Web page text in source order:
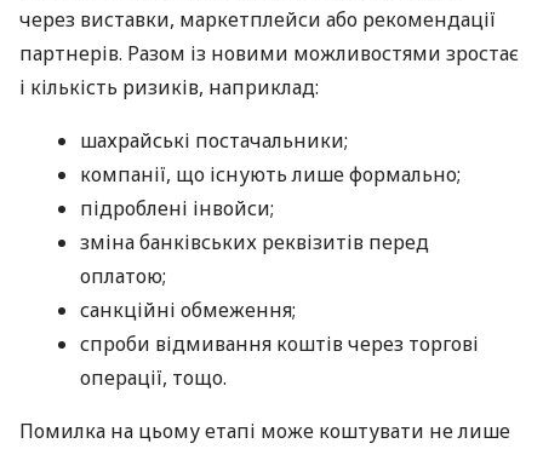
через виставки, маркетплейси або рекомендації
партнерів. Разом із новими можливостями зростає
і кількість ризиків, наприклад:
шахрайські постачальники;
компанії, що існують лише формально;
підроблені інвойси;
зміна банківських реквізитів перед
оплатою;
санкційні обмеження;
спроби відмивання коштів через торгові
операції, тощо.
Помилка на цьому етапі може коштувати не лише